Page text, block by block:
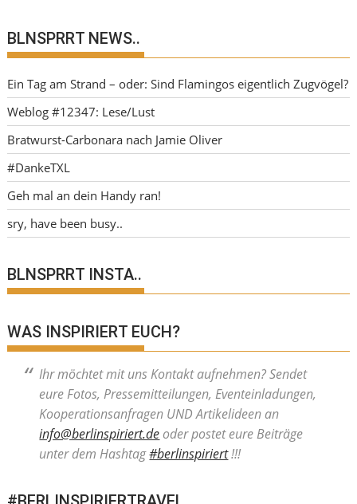
BLNSPRRT NEWS..
Ein Tag am Strand – oder: Sind Flamingos eigentlich Zugvögel?
Weblog #12347: Lese/Lust
Bratwurst-Carbonara nach Jamie Oliver
#DankeTXL
Geh mal an dein Handy ran!
sry, have been busy..
BLNSPRRT INSTA..
WAS INSPIRIERT EUCH?
Ihr möchtet mit uns Kontakt aufnehmen? Sendet
eure Fotos, Pressemitteilungen, Eventeinladungen,
Kooperationsanfragen UND Artikelideen an
info@berlinspiriert.deoder postet eure Beiträge
unter dem Hashtag#berlinspiriert!!!